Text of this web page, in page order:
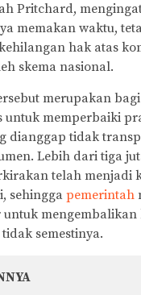
Pritchard,
memakan waktu,
hak atas
skema nasional.
merupakan
untuk memperbaiki
dianggap tidak
Lebih dari tiga
telah menjadi
sehingga pemerintah
untuk
semestinya.